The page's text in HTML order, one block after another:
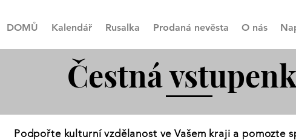
DOMŮ Kalendář Rusalka Prodaná nevěsta O nás
Čestná
Podpořte kulturní vzdělanost ve Vašem kraji a pomozte